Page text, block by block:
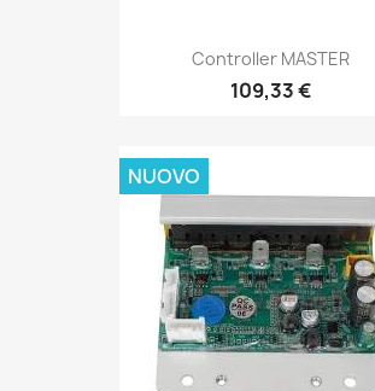
Controller MASTER
109,33 €
NUOVO